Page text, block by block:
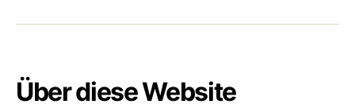
Über diese Website